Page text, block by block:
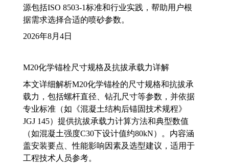
源包括ISO 8503-1标准和行业实践，帮助用户根
据需求选择合适的喷砂参数。
2026年8月4日
M20化学锚栓尺寸规格及抗拔承载力详解
本文详细解析M20化学锚栓的尺寸规格和抗拔承
载力，包括螺杆直径、钻孔尺寸等参数，并依据
专业标准（如《混凝土结构后锚固技术规程》
JGJ 145）提供抗拔承载力计算方法和典型数值
（如混凝土强度C30下设计值约80kN）。内容涵
盖安装要点、性能影响因素及选型建议，适用于
工程技术人员参考。